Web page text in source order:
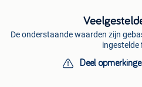
De onderstaande waarden zijn
ingestelde
Deel